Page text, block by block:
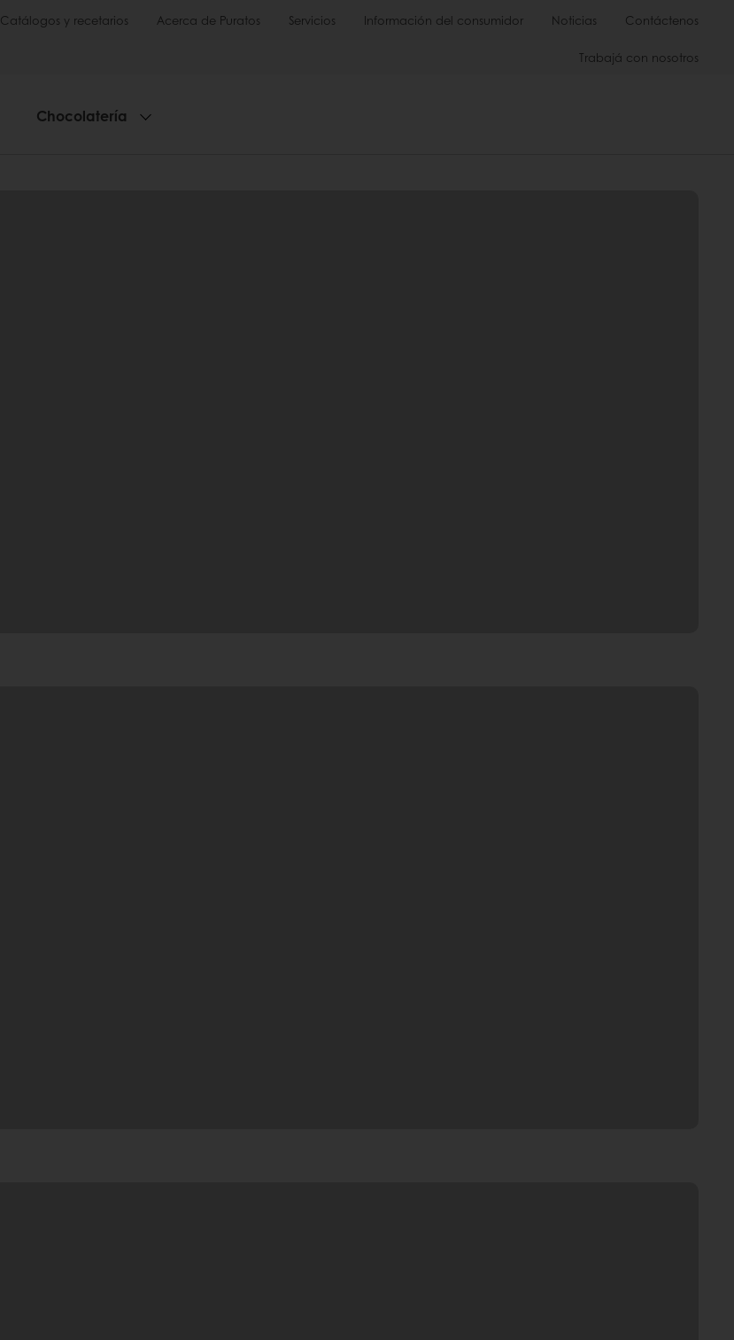
Catálogos y recetarios Acerca de Puratos Servicios Información del consumidor Noticias Contáctenos
Trabajá con nosotros
Chocolatería